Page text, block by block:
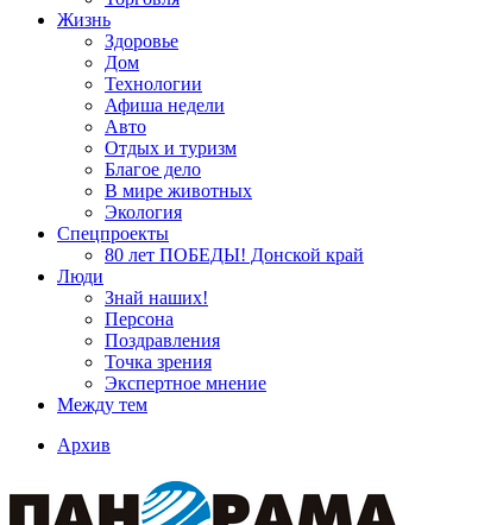
Жизнь
Здоровье
Дом
Технологии
Афиша недели
Авто
Отдых и туризм
Благое дело
В мире животных
Экология
Спецпроекты
80 лет ПОБЕДЫ! Донской край
Люди
Знай наших!
Персона
Поздравления
Точка зрения
Экспертное мнение
Между тем
Архив